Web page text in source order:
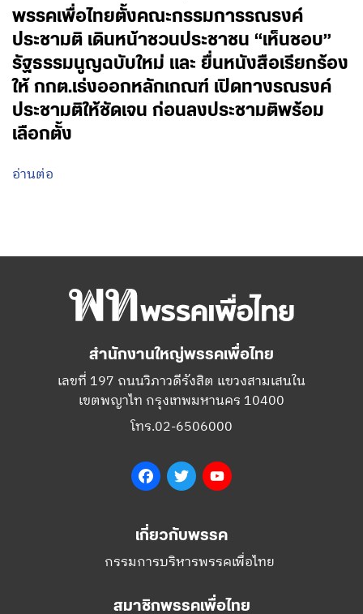
พรรคเพื่อไทยตั้งคณะกรรมการรณรงค์
ประชามติ เดินหน้าชวนประชาชน “เห็นชอบ”
รัฐธรรมนูญฉบับใหม่ และ ยื่นหนังสือเรียกร้อง
ให้ กกต.เร่งออกหลักเกณฑ์ เปิดทางรณรงค์
ประชามติให้ชัดเจน ก่อนลงประชามติพร้อม
เลือกตั้ง
อ่านต่อ
สำนักงานใหญ่พรรคเพื่อไทย
เลขที่ 197 ถนนวิภาวดีรังสิต แขวงสามเสนใน
เขตพญาไท กรุงเทพมหานคร 10400
โทร.02-6506000
FacebookTwitter
เกี่ยวกับพรรค
กรรมการบริหารพรรคเพื่อไทย
สมาชิกพรรคเพื่อไทย